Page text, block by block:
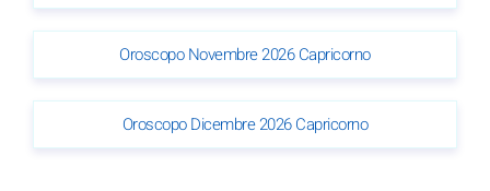
Oroscopo Novembre 2026 Capricorno
Oroscopo Dicembre 2026 Capricorno